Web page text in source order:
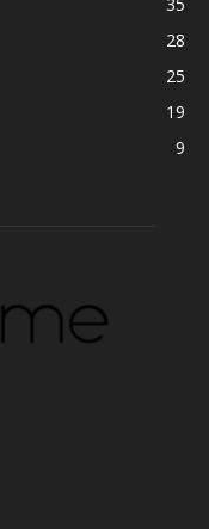
28
25
19
9